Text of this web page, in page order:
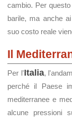
cambio. Per
barile, ma anche
suo costo reale
Il
Per l'Italia,
perché il Paese
mediterranee e
alcune pressioni